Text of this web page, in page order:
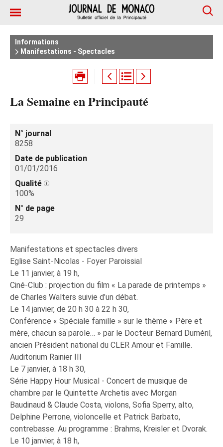
Informations
Manifestations - Spectacles
La Semaine en Principauté
N° journal
8258
Date de publication
01/01/2016
Qualité
100%
N° de page
29
Manifestations et spectacles divers
Eglise Saint-Nicolas - Foyer Paroissial
Le 11 janvier, à 19 h,
Ciné-Club : projection du film « La parade de printemps »
de Charles Walters suivie d’un débat.
Le 14 janvier, de 20 h 30 à 22 h 30,
Conférence « Spéciale famille » sur le thème « Père et
mère, chacun sa parole… » par le Docteur Bernard Duméril,
ancien Président national du CLER Amour et Famille.
Auditorium Rainier III
Le 7 janvier, à 18 h 30,
Série Happy Hour Musical - Concert de musique de
chambre par le Quintette Archetis avec Morgan
Baudinaud & Claude Costa, violons, Sofia Sperry, alto,
Delphine Perrone, violoncelle et Patrick Barbato,
contrebasse. Au programme : Brahms, Kreisler et Dvorak.
Le 10 janvier, à 18 h,